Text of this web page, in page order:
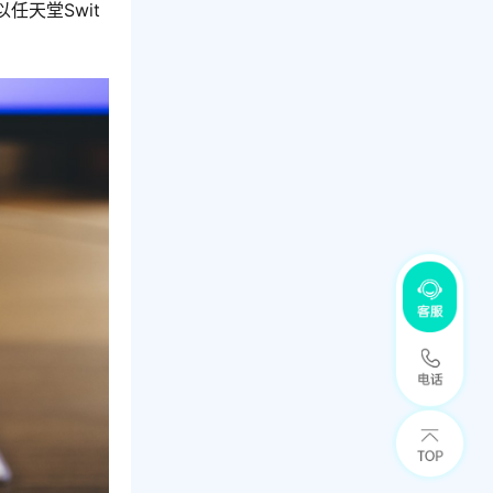
任天堂Swit